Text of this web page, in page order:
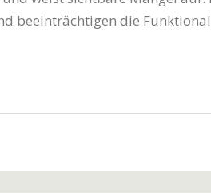
beeinträchtigen die